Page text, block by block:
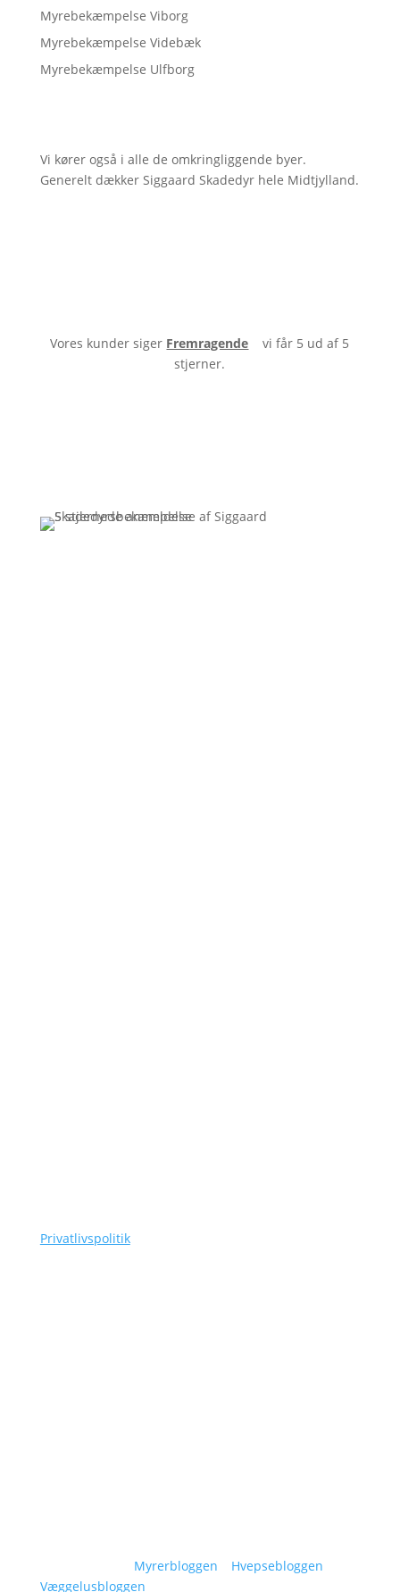
Myrebekæmpelse Viborg
Myrebekæmpelse Videbæk
Myrebekæmpelse Ulfborg
Vi kører også i alle de omkringliggende byer.
Generelt dækker Siggaard Skadedyr hele Midtjylland.
Vores kunder siger Fremragende
vi får 5 ud af 5
stjerner.
Privatlivspolitik
Myrerbloggen Hvepsebloggen
Væggelusbloggen